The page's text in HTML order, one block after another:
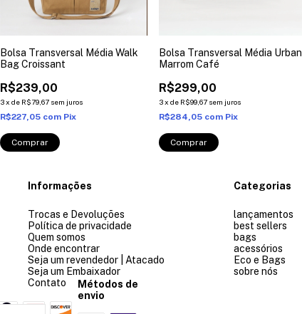
Bolsa Transversal Média Walk
Bag Croissant
R$239,00
3xde R$79,67 sem juros
R$227,05 com Pix
Bolsa Transversal Média Urban
Marrom Café
R$299,00
3x de R$99,67 sem juros
R$284,05 com Pix
Informações
Trocas e Devoluções
Política de privacidade
Quem somos
Onde encontrar
Seja um revendedor | Atacado
Seja um Embaixador
Contato
Categorias
lançamentos
best sellers
bags
acessórios
Eco e Bags
sobre nós
Métodos de
envio